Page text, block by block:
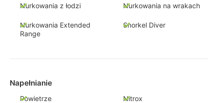
Nurkowania z łodzi Nurkowania na wrakach
Nurkowania Extended
Range
Snorkel Diver
Napełnianie
Powietrze Nitrox